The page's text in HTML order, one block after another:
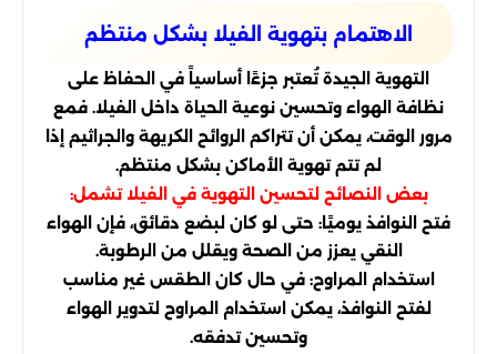
الاهتمام بتهوية الفيلا بشكل منتظم
التهوية الجيدة تُعتبر جزءًا أساسياً في الحفاظ على
نظافة الهواء وتحسين نوعية الحياة داخل الفيلا. فمع
مرور الوقت، يمكن أن تتراكم الروائح الكريهة والجراثيم إذا
لم تتم تهوية الأماكن بشكل منتظم.
بعض النصائح لتحسين التهوية في الفيلا تشمل:
فتح النوافذ يوميًا: حتى لو كان لبضع دقائق، فإن الهواء
النقي يعزز من الصحة ويقلل من الرطوبة.
استخدام المراوح: في حال كان الطقس غير مناسب
لفتح النوافذ، يمكن استخدام المراوح لتدوير الهواء
وتحسين تدفقه.